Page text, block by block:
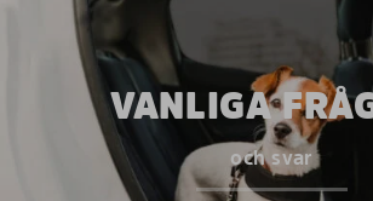
VANLIGA
och svar